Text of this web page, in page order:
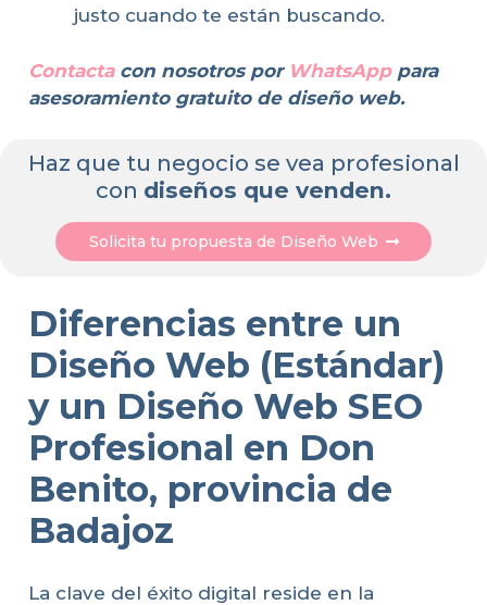
justo cuando te están buscando.
Contactacon nosotros por WhatsApppara
asesoramiento gratuito de diseño web.
Haz que tu negocio se vea profesional
con diseños que venden.
Solicita tu propuesta de Diseño Web
Diferencias entre un
Diseño Web (Estándar)
y un Diseño Web SEO
Profesional en Don
Benito, provincia de
Badajoz
La clave del éxito digital reside en la